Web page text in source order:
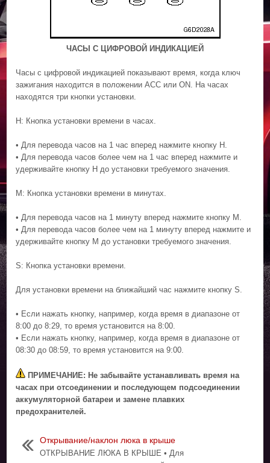
ЧАСЫ С ЦИФРОВОЙ ИНДИКАЦИЕЙ
Часы с цифровой индикацией показывают время, когда ключ
зажигания находится в положении ACC или ON. На часах
находятся три кнопки установки.
H: Кнопка установки времени в часах.
• Для перевода часов на 1 час вперед нажмите кнопку H.
• Для перевода часов более чем на 1 час вперед нажмите и
удерживайте кнопку H до установки требуемого значения.
M: Кнопка установки времени в минутах.
• Для перевода часов на 1 минуту вперед нажмите кнопку M.
• Для перевода часов более чем на 1 минуту вперед нажмите и
удерживайте кнопку M до установки требуемого значения.
S: Кнопка установки времени.
Для установки времени на ближайший час нажмите кнопку S.
• Если нажать кнопку, например, когда время в диапазоне от
8:00 до 8:29, то время установится на 8:00.
• Если нажать кнопку, например, когда время в диапазоне от
08:30 до 08:59, то время установится на 9:00.
ПРИМЕЧАНИЕ: Не забывайте устанавливать время на
часах при отсоединении и последующем подсоединении
аккумуляторной батареи и замене плавких
предохранителей.
Открывание/наклон люка в крыше
ОТКРЫВАНИЕ ЛЮКА В КРЫШЕ • Для